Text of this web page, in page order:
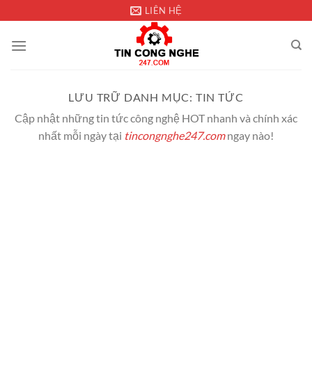
đến
nội
LIÊN HỆ
LƯU TRỮ DANH MỤC: TIN TỨC
Cập nhật những tin tức công nghệ HOT nhanh và chính xác
nhất mỗi ngày tại tincongnghe247.comngay nào!